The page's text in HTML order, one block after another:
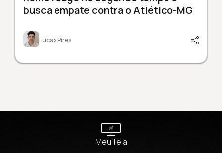
busca empate contra o Atlético-MG
Lucas Pires
Meu Tela